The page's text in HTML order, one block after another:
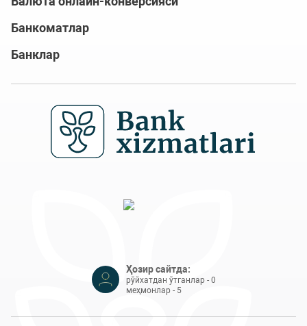
Банкоматлар
Банклар
Ҳозир сайтда:
рўйхатдан ўтганлар - 0
меҳмонлар - 5